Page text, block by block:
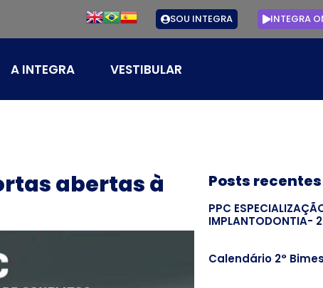
SOU INTEGRA INTEGRA
A INTEGRA VESTIBULAR
abertas à Posts recentes
PPC
IMPLANTODONTIA-
Calendário 2°